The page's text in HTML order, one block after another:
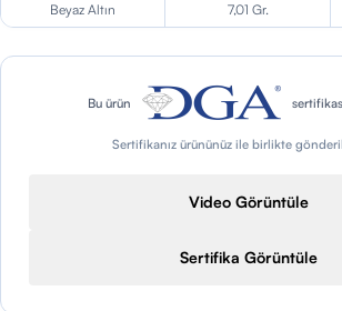
Beyaz Altın 7,01 Gr.
Bu ürün
Sertifikanız ürününüz ile birlikte
Video Görüntüle
Sertifika Görüntüle